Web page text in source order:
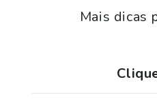
Mais dicas